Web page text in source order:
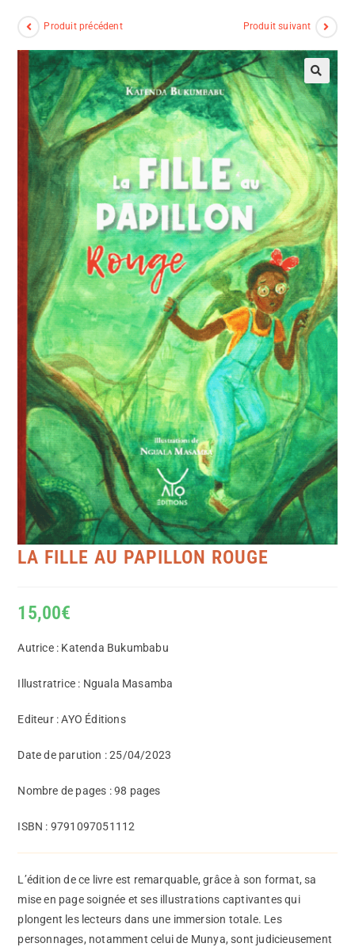
Produit précédent Produit suivant
LA FILLE AU PAPILLON ROUGE
15,00€
Autrice : Katenda Bukumbabu
Illustratrice : Nguala Masamba
Editeur : AYO Éditions
Date de parution : 25/04/2023
Nombre de pages : 98 pages
ISBN : 9791097051112
L’édition de ce livre est remarquable, grâce à son format, sa
mise en page soignée et ses illustrations captivantes qui
plongent les lecteurs dans une immersion totale. Les
personnages, notamment celui de Munya, sont judicieusement